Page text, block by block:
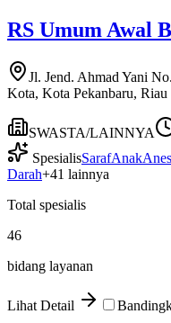
RS Umum Awal
Jl. Jend. Ahmad Yani
Kota, Kota Pekanbaru, Riau
SWASTA/LAINNYA
SpesialisSarafAnak
Darah+41 lainnya
Total spesialis
46
bidang layanan
Lihat Detail